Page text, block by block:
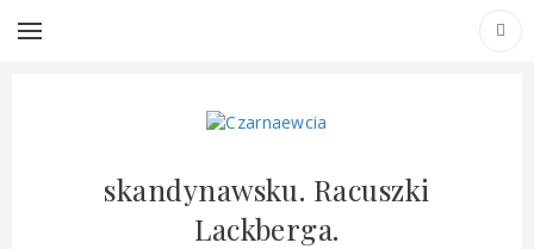
skandynawsku. Racuszki
Lackberga.